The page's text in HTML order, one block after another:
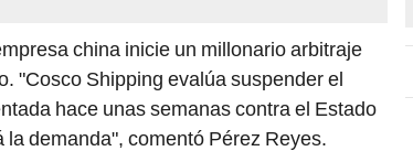
china inicie un millonario arbitraje
"Cosco Shipping evalúa suspender el
hace unas semanas contra el Estado
demanda", comentó Pérez Reyes.